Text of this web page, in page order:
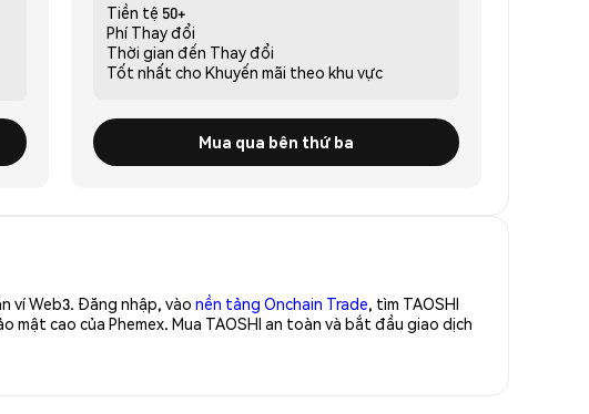
Tiền tệ 50+
Phí Thay đổi
Thời gian đến Thay đổi
Tốt nhất cho Khuyến mãi theo khu vực
Mua qua bên thứ ba
ví Web3. Đăng nhập, vào nền tảng Onchain Trade, tìm TAOSHI
mật cao của Phemex. Mua TAOSHI an toàn và bắt đầu giao dịch